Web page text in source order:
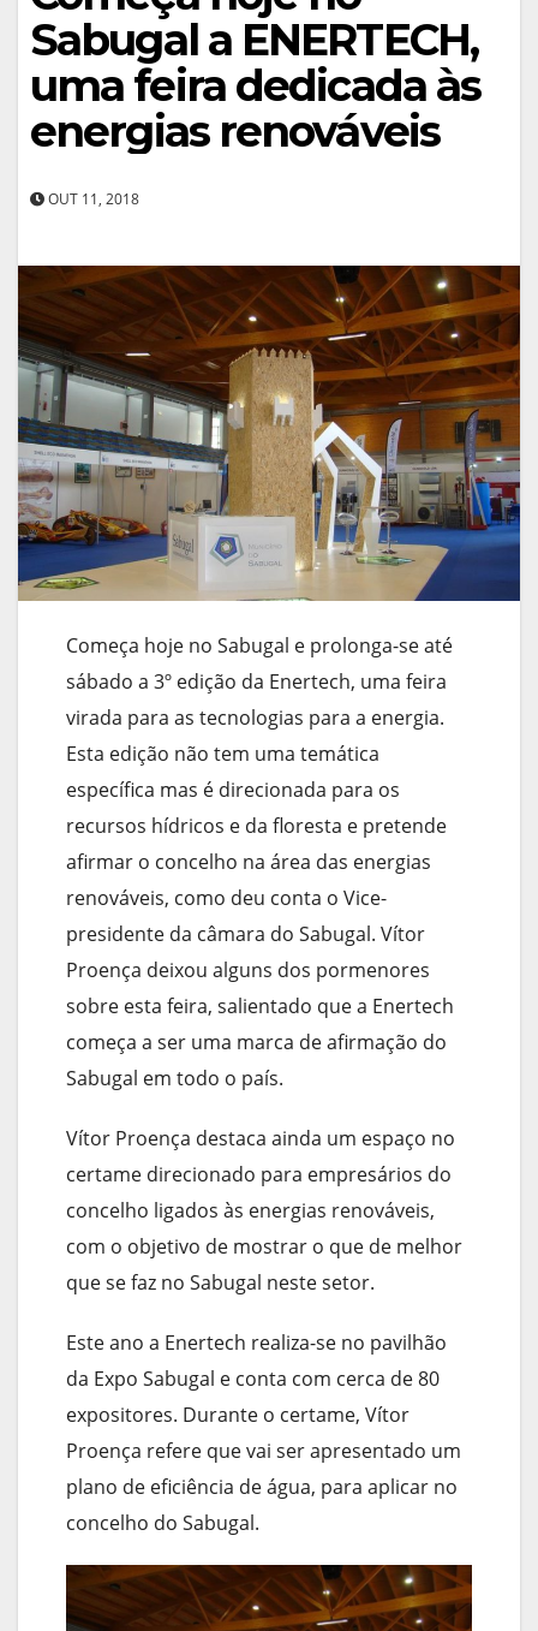
Sabugal a ENERTECH,
uma feira dedicada às
energias renováveis
OUT 11, 2018
Começa hoje no Sabugal e prolonga-se até
sábado a 3º edição da Enertech, uma feira
virada para as tecnologias para a energia.
Esta edição não tem uma temática
específica mas é direcionada para os
recursos hídricos e da floresta e pretende
afirmar o concelho na área das energias
renováveis, como deu conta o Vice-
presidente da câmara do Sabugal. Vítor
Proença deixou alguns dos pormenores
sobre esta feira, salientado que a Enertech
começa a ser uma marca de afirmação do
Sabugal em todo o país.
Vítor Proença destaca ainda um espaço no
certame direcionado para empresários do
concelho ligados às energias renováveis,
com o objetivo de mostrar o que de melhor
que se faz no Sabugal neste setor.
Este ano a Enertech realiza-se no pavilhão
da Expo Sabugal e conta com cerca de 80
expositores. Durante o certame, Vítor
Proença refere que vai ser apresentado um
plano de eficiência de água, para aplicar no
concelho do Sabugal.